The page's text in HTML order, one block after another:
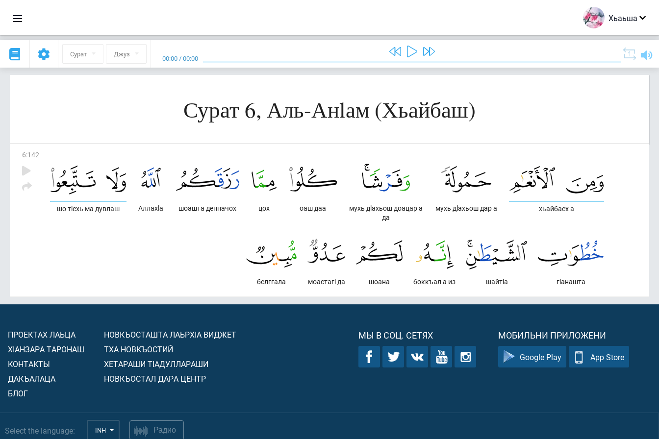
Хьаьша
Сурат Джуз 00:00 /00:00
Сурат 6, Аль-Анlам (Хьайбаш)
6:142
хьайбаех а
мухь дlахьош дар а
мухь дlахьош доацар а
да
оаш даа
цох
шоашта денначох
Аллахlа
шо тlехь ма дувлаш
гlанашта
шайтlа
боккъал а из
шоана
моастагl да
белггала
ПРОЕКТАХ ЛАЬЦА
ХIАНЗАРА ТАРОНАШ
КОНТАКТЫ
ДАКЪАЛАЦА
БЛОГ
НОВКЪОСТАШТА ЛАЬРХIА ВИДЖЕТ
ТХА НОВКЪОСТИЙ
ХЕТАРАШИ ТIАДУЛЛАРАШИ
НОВКЪОСТАЛ ДАРА ЦЕНТР
МЫ В СОЦ. СЕТЯХ МОБИЛЬНИ ПРИЛОЖЕНИ
Google Play App Store
Select the language: INH Радио